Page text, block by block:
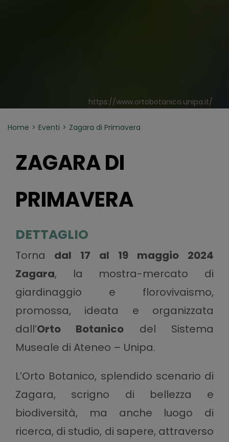
https://www.ortobotanico.unipa.it/
Home Eventi Zagara di Primavera
ZAGARA DI
PRIMAVERA
DETTAGLIO
Torna dal 17 al 19 maggio 2024
Zagara, la mostra-mercato di
giardinaggio e florovivaismo,
promossa, ideata e organizzata
dall’Orto Botanico del Sistema
Museale di Ateneo – Unipa.
L’Orto Botanico, splendido scenario di
Zagara, scrigno di bellezza e
biodiversità, ma anche luogo di
ricerca, di studio, di sapere, attraverso